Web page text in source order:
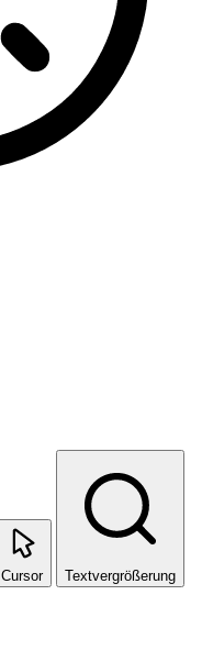
Cursor Textvergrößerung